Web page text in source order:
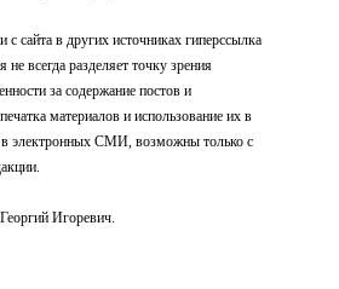
сайта в других источниках гиперссылка
не всегда разделяет точку зрения
за содержание постов и
материалов и использование их в
электронных СМИ, возможны только с
Игоревич.